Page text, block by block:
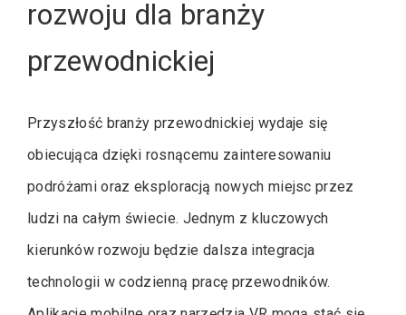
rozwoju dla branży
przewodnickiej
Przyszłość branży przewodnickiej wydaje się
obiecująca dzięki rosnącemu zainteresowaniu
podróżami oraz eksploracją nowych miejsc przez
ludzi na całym świecie. Jednym z kluczowych
kierunków rozwoju będzie dalsza integracja
technologii w codzienną pracę przewodników.